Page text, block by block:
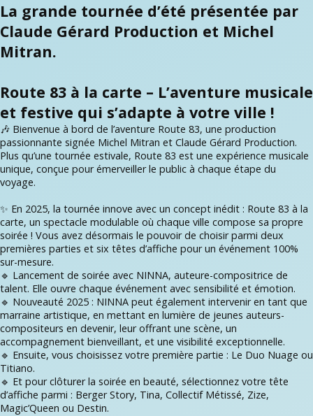
La grande tournée d’été présentée par
Claude Gérard Production et Michel
Mitran.
Route 83 à la carte – L’aventure musicale
et festive qui s’adapte à votre ville !
🎶 Bienvenue à bord de l’aventure Route 83, une production
passionnante signée Michel Mitran et Claude Gérard Production.
Plus qu’une tournée estivale, Route 83 est une expérience musicale
unique, conçue pour émerveiller le public à chaque étape du
voyage.
✨ En 2025, la tournée innove avec un concept inédit : Route 83 à la
carte, un spectacle modulable où chaque ville compose sa propre
soirée ! Vous avez désormais le pouvoir de choisir parmi deux
premières parties et six têtes d’affiche pour un événement 100%
sur-mesure.
🔹 Lancement de soirée avec NINNA, auteure-compositrice de
talent. Elle ouvre chaque événement avec sensibilité et émotion.
🔹 Nouveauté 2025 : NINNA peut également intervenir en tant que
marraine artistique, en mettant en lumière de jeunes auteurs-
compositeurs en devenir, leur offrant une scène, un
accompagnement bienveillant, et une visibilité exceptionnelle.
🔹 Ensuite, vous choisissez votre première partie : Le Duo Nuage ou
Titiano.
🔹 Et pour clôturer la soirée en beauté, sélectionnez votre tête
d’affiche parmi : Berger Story, Tina, Collectif Métissé, Zize,
Magic’Queen ou Destin.